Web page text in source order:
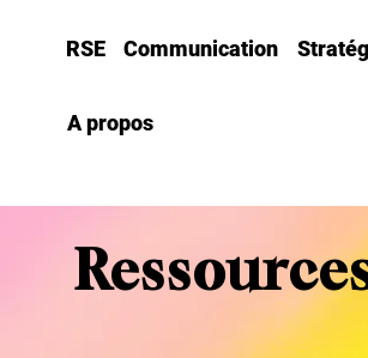
RSE Communication
A propos